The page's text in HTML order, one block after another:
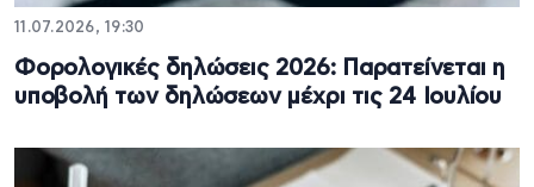
11.07.2026, 19:30
Φορολογικές δηλώσεις 2026: Παρατείνεται η
υποβολή των δηλώσεων μέχρι τις 24 Ιουλίου